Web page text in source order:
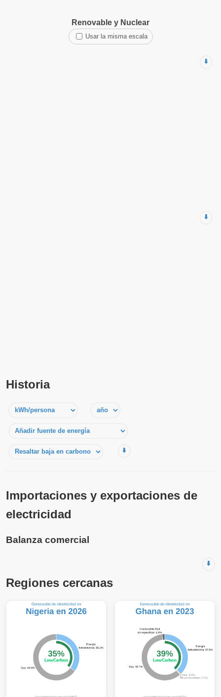
Renovable y Nuclear
Usar la misma escala
⬇️
⬇️
Historia
⬇️
Importaciones y exportaciones de
electricidad
Balanza comercial
⬇️
Regiones cercanas